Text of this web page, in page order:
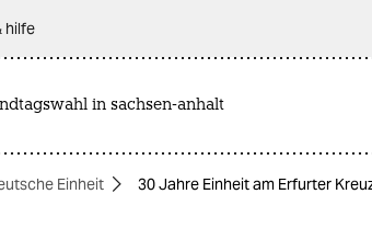
hilfe
in sachsen-anhalt
Einheit 30 Jahre Einheit am Erfurter